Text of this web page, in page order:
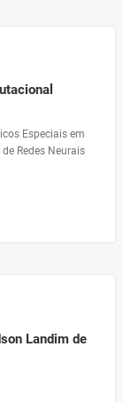
Especiais em
Redes Neurais
Landim de